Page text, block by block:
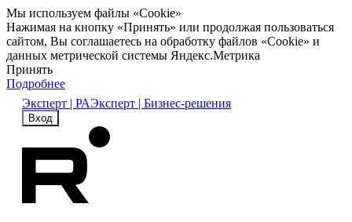
Мы используем файлы «Cookie»
Нажимая на кнопку «Принять» или продолжая пользоваться
сайтом, Вы соглашаетесь на обработку файлов «Cookie» и
данных метрической системы Яндекс.Метрика
Принять
Подробнее
Эксперт | РАЭксперт | Бизнес-решения
Вход